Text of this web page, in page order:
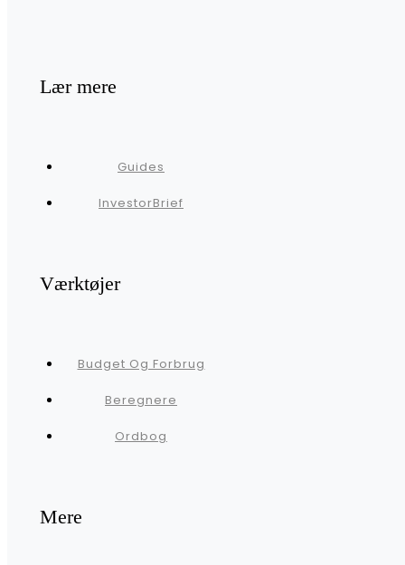
Lær mere
Guides
InvestorBrief
Værktøjer
Budget Og Forbrug
Beregnere
Ordbog
Mere